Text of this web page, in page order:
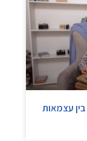
עצמאות